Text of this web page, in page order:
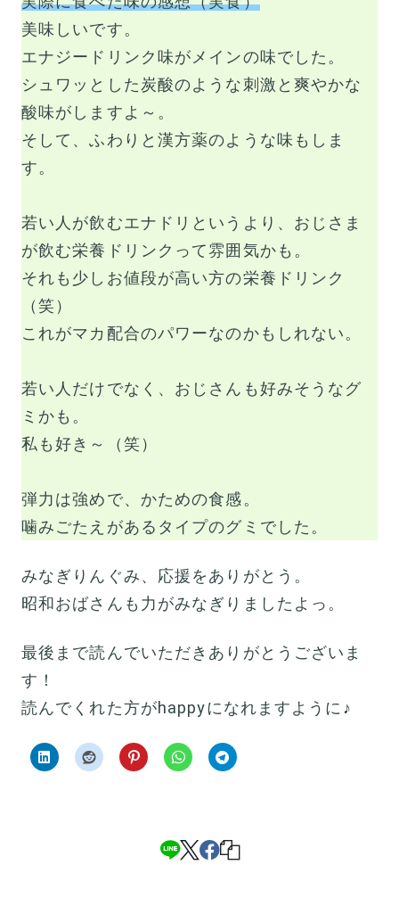
美味しいです。
エナジードリンク味がメインの味でした。
シュワッとした炭酸のような刺激と爽やかな
酸味がしますよ～。
そして、ふわりと漢方薬のような味もしま
す。
若い人が飲むエナドリというより、おじさま
が飲む栄養ドリンクって雰囲気かも。
それも少しお値段が高い方の栄養ドリンク
（笑）
これがマカ配合のパワーなのかもしれない。
若い人だけでなく、おじさんも好みそうなグ
ミかも。
私も好き～（笑）
弾力は強めで、かための食感。
噛みごたえがあるタイプのグミでした。
みなぎりんぐみ、応援をありがとう。
昭和おばさんも力がみなぎりましたよっ。
最後まで読んでいただきありがとうございま
す！
読んでくれた方がhappyになれますように♪